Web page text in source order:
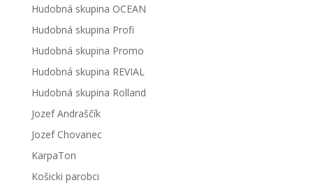
Hudobná skupina OCEAN
Hudobná skupina Profi
Hudobná skupina Promo
Hudobná skupina REVIAL
Hudobná skupina Rolland
Jozef Andraščík
Jozef Chovanec
KarpaTon
Košicki parobci